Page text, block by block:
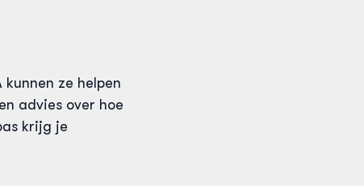
ze helpen
advies over hoe
krijg je